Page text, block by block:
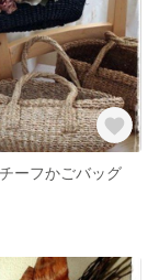
ーフかごバッグ